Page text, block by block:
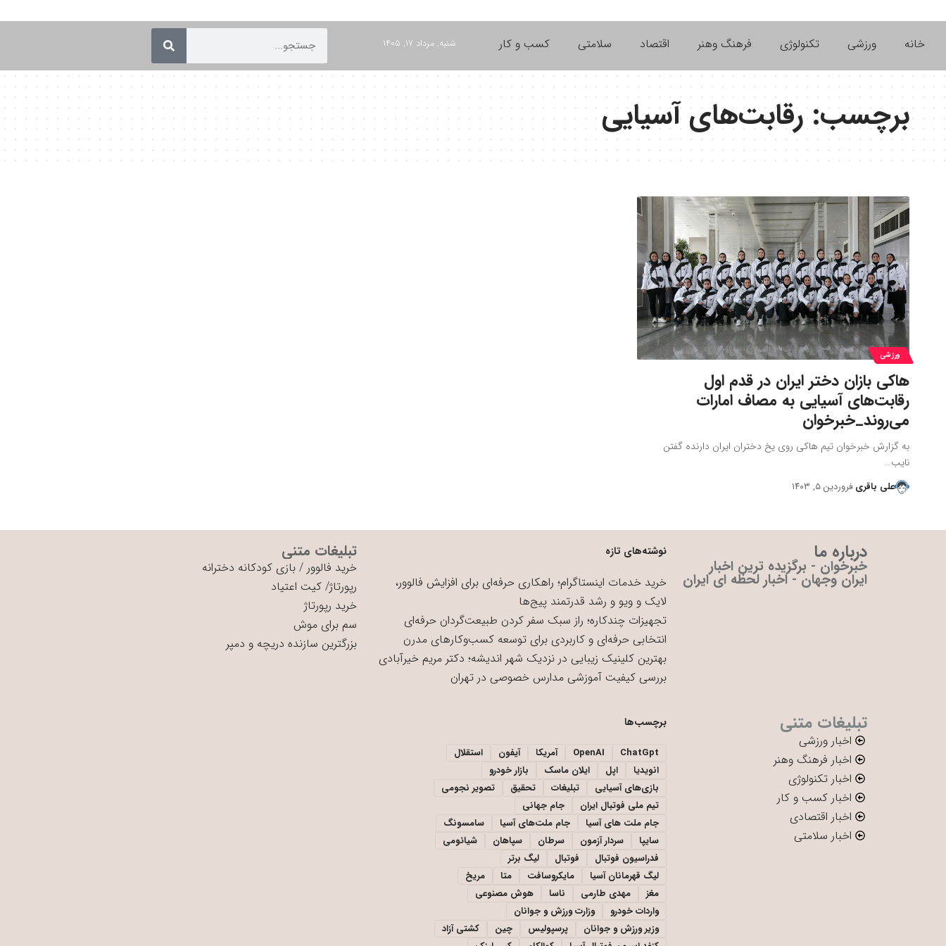
خانه ورزشی تکنولوژی فرهنگ وهنر اقتصاد سلامتی کسب و کار شنبه, مرداد ۱۷, ۱۴۰۵
برچسب:رقابت‌های آسیایی
ورزشی
هاکی بازان دختر ایران در قدم اول
رقابت‌های آسیایی به مصاف امارات
می‌روند_خبرخوان
به گزارش خبرخوان تیم هاکی روی یخ دختران ایران دارنده گفتن
نایب…
علی باقری فروردین ۵, ۱۴۰۳
درباره ما
خبرخوان - برگزیده ترین اخبار
ایران وجهان - اخبار لحظه ای ایران
نوشته‌های تازه
خرید خدمات اینستاگرام؛ راهکاری حرفه‌ای برای افزایش فالوور،
لایک و ویو و رشد قدرتمند پیج‌ها
تجهیزات چندکاره؛ راز سبک سفر کردن طبیعت‌گردان حرفه‌ای
انتخابی حرفه‌ای و کاربردی برای توسعه کسب‌وکارهای مدرن
بهترین کلینیک زیبایی در نزدیک شهر اندیشه؛ دکتر مریم خیرآبادی
بررسی کیفیت آموزشی مدارس خصوصی در تهران
تبلیغات متنی
خرید فالوور /بازی کودکانه دخترانه
رپورتاژ/کیت اعتیاد
خرید رپورتاژ
سم برای موش
بزرگترین سازنده دریچه و دمپر
تبلیغات متنی
اخبار ورزشی
اخبار فرهنگ وهنر
اخبار تکنولوژی
اخبار کسب و کار
اخبار اقتصادی
اخبار سلامتی
برچسب‌ها
ChatGpt
OpenAI آمریکا آیفون
استقلال
انویدیا
اپل ایلان ماسک
بازار خودرو
بازی‌های آسیایی
تبلیغات تحقیق
تصویر نجومی
تیم ملی فوتبال ایران
جام جهانی
جام ملت های آسیا
جام ملت‌های آسیا
سامسونگ
سایپا
سردار آزمون سرطان سپاهان
شیائومی
فدراسیون فوتبال
فوتبال
لیگ برتر
لیگ قهرمانان آسیا
مایکروسافت متا
مریخ
مغز
مهدی طارمی ناسا
هوش مصنوعی
واردات خودرو
وزارت ورزش و جوانان
وزیر ورزش و جوانان
پرسپولیس چین
کشتی آزاد